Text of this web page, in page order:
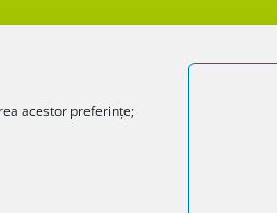
acestor preferințe;